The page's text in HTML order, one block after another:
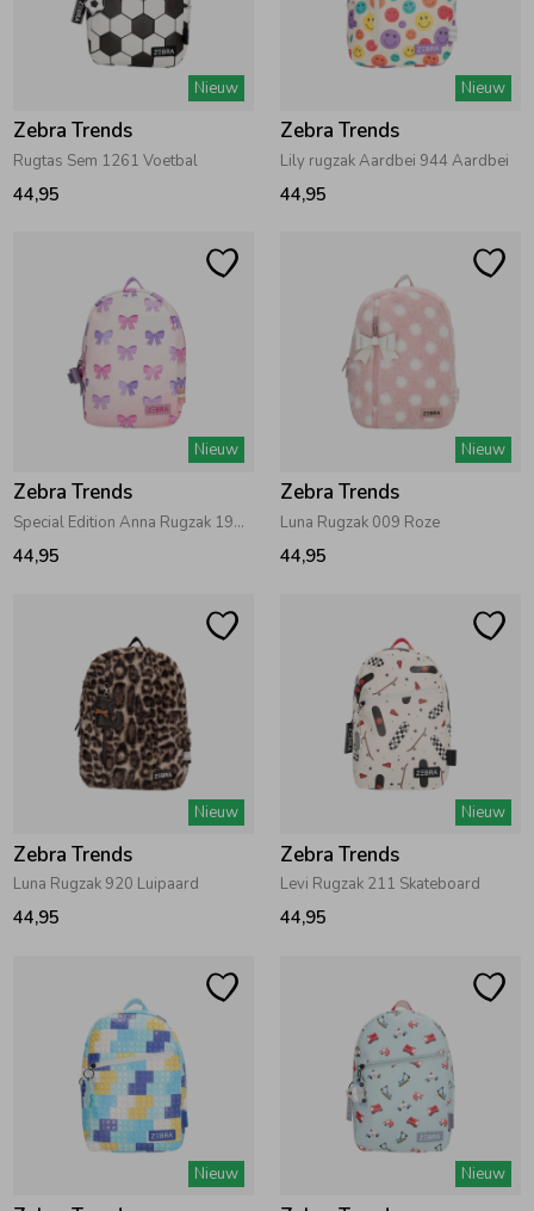
Zwemkleding
Vesten
Colberts & Gilets
Boxpakjes
Rompers
Regenkleding &-laarzen
Zomeraccessoires
Beenmode
Zwemkleding
Vesten
Rokken & Skorts
Jumpsuits
Blazers & Gilets
Leggings
Rompers
Regenkleding &-laarzen
Zomeraccessoires
Cadeaubonnen
Kledingaccessoires
Verzorgingsproducten
Beenmode
Winteraccessoires
Winterjassen
Zwemvesten & Zwembandjes
Winterjassen
Nieuw
Zebra Trends
Rugtas Sem 1261 Voetbal
44,95
Nieuw
Zebra Trends
Lily rugzak Aardbei 944 Aardbei
44,95
Nieuw
Zebra Trends
Special Edition Anna Rugzak 195 Multi
44,95
Nieuw
Zebra Trends
Luna Rugzak 009 Roze
44,95
Nieuw
Zebra Trends
Luna Rugzak 920 Luipaard
44,95
Nieuw
Zebra Trends
Levi Rugzak 211 Skateboard
44,95
Nieuw Nieuw